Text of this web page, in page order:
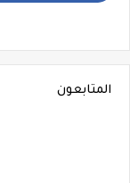
المتابعون